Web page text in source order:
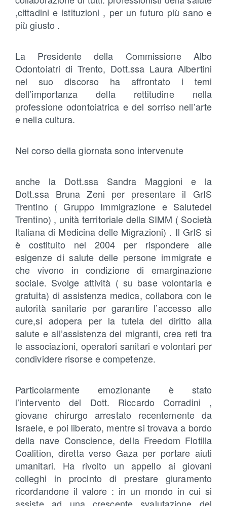
,cittadini e istituzioni , per un futuro più sano e
più giusto .
La Presidente della Commissione Albo
Odontoiatri di Trento, Dott.ssa Laura Albertini
nel suo discorso ha affrontato i temi
dell’importanza della rettitudine nella
professione odontoiatrica e del sorriso nell’arte
e nella cultura.
Nel corso della giornata sono intervenute
anche la Dott.ssa Sandra Maggioni e la
Dott.ssa Bruna Zeni per presentare il GrIS
Trentino ( Gruppo Immigrazione e Salutedel
Trentino) , unità territoriale della SIMM ( Società
Italiana di Medicina delle Migrazioni) . Il GrIS si
è costituito nel 2004 per rispondere alle
esigenze di salute delle persone immigrate e
che vivono in condizione di emarginazione
sociale. Svolge attività ( su base volontaria e
gratuita) di assistenza medica, collabora con le
autorità sanitarie per garantire l’accesso alle
cure,si adopera per la tutela del diritto alla
salute e all’assistenza dei migranti, crea reti tra
le associazioni, operatori sanitari e volontari per
condividere risorse e competenze.
Particolarmente emozionante è stato
l’intervento del Dott. Riccardo Corradini ,
giovane chirurgo arrestato recentemente da
Israele, e poi liberato, mentre si trovava a bordo
della nave Conscience, della Freedom Flotilla
Coalition, diretta verso Gaza per portare aiuti
umanitari. Ha rivolto un appello ai giovani
colleghi in procinto di prestare giuramento
ricordandone il valore : in un mondo in cui si
assiste ad una crescente svalutazione del